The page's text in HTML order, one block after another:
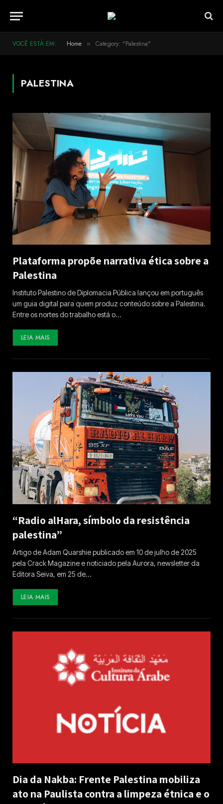
VOCÊ ESTÁ EM: Home » Category: "Palestina"
PALESTINA
Plataforma propõe narrativa ética sobre a
Palestina
Instituto Palestino de Diplomacia Pública lançou em português
um guia digital para quem produz conteúdo sobre a Palestina.
Entre os nortes do trabalho está o…
LEIA MAIS
“Radio alHara, símbolo da resistência
palestina”
Artigo de Adam Quarshie publicado em 10 de julho de 2025
pela Crack Magazine e noticiado pela Aurora, newsletter da
Editora Seiva, em 25 de…
LEIA MAIS
Dia da Nakba: Frente Palestina mobiliza
ato na Paulista contra a limpeza étnica e o